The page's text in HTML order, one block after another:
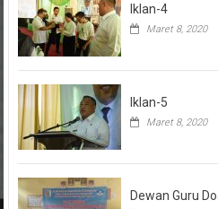
Iklan-4
Maret 8, 2020
Iklan-5
Maret 8, 2020
Dewan Guru